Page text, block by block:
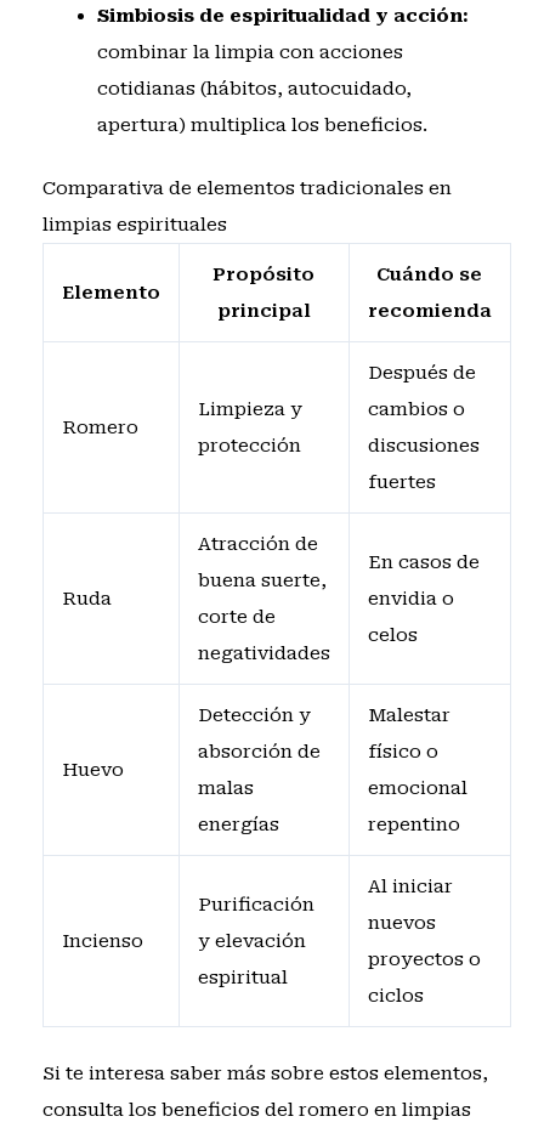
Simbiosis de espiritualidad y acción:
combinar la limpia con acciones
cotidianas (hábitos, autocuidado,
apertura) multiplica los beneficios.
Comparativa de elementos tradicionales en
limpias espirituales
Elemento
Propósito
principal
Cuándo se
recomienda
Romero
Limpieza y
protección
Después de
cambios o
discusiones
fuertes
Ruda
Atracción de
buena suerte,
corte de
negatividades
En casos de
envidia o
celos
Huevo
Detección y
absorción de
malas
energías
Malestar
físico o
emocional
repentino
Incienso
Purificación
y elevación
espiritual
Al iniciar
nuevos
proyectos o
ciclos
Si te interesa saber más sobre estos elementos,
consulta los beneficios del romero en limpias